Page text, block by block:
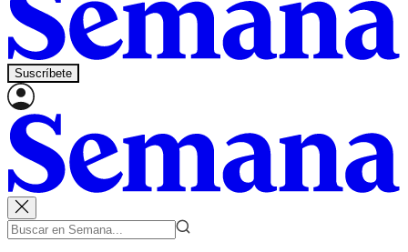
Suscríbete